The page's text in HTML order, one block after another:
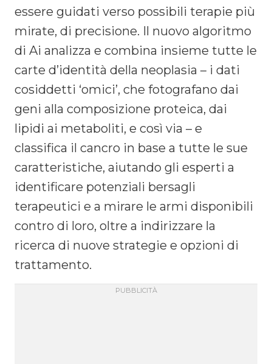
essere guidati verso possibili terapie più
mirate, di precisione. Il nuovo algoritmo
di Ai analizza e combina insieme tutte le
carte d’identità della neoplasia – i dati
cosiddetti ‘omici’, che fotografano dai
geni alla composizione proteica, dai
lipidi ai metaboliti, e così via – e
classifica il cancro in base a tutte le sue
caratteristiche, aiutando gli esperti a
identificare potenziali bersagli
terapeutici e a mirare le armi disponibili
contro di loro, oltre a indirizzare la
ricerca di nuove strategie e opzioni di
trattamento.